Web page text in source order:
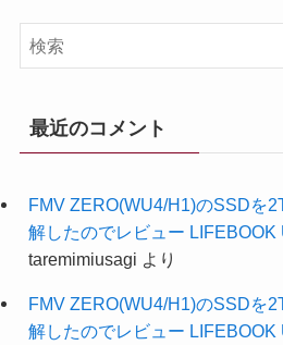
最近のコメント
FMV ZERO(WU4/H1)のSSDを
解したのでレビュー
taremimiusagi より
FMV ZERO(WU4/H1)のSSDを
解したのでレビュー